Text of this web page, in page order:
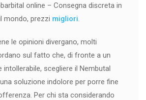
online – Consegna discreta in
mondo, prezzi migliori.
le opinioni divergano, molti
sul fatto che, di fronte a un
intollerabile, scegliere il Nembutal
soluzione indolore per porre fine
Per chi sta considerando